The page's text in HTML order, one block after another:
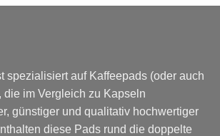
spezialisiert auf Kaffeepads (oder auch
die im Vergleich zu Kapseln
günstiger und qualitativ hochwertiger
diese Pads rund die doppelte